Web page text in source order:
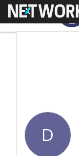
Menu
D